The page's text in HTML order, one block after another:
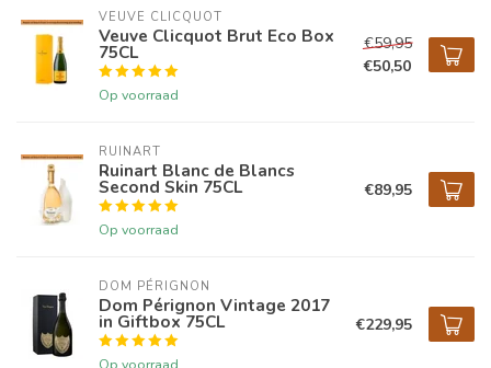
VEUVE CLICQUOT
Veuve Clicquot Brut Eco Box
75CL
Op voorraad
€59,95
€50,50
RUINART
Ruinart Blanc de Blancs
Second Skin 75CL
Op voorraad
€89,95
DOM PÉRIGNON
Dom Pérignon Vintage 2017
in Giftbox 75CL
Op voorraad
€229,95